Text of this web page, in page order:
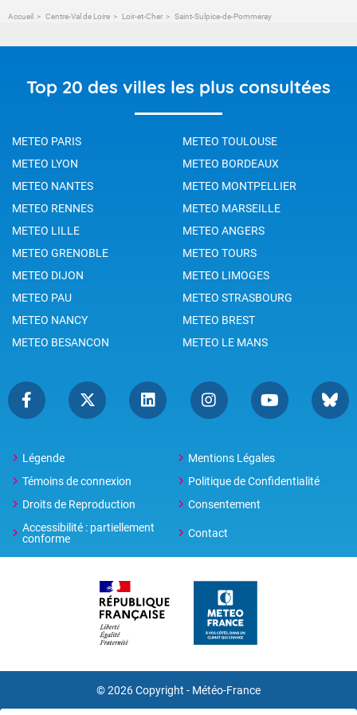
Accueil Centre-Val de Loire Loir-et-Cher Saint-Sulpice-de-Pommeray
Top 20 des villes les plus consultées
METEO PARIS
METEO TOULOUSE
METEO LYON
METEO BORDEAUX
METEO NANTES
METEO MONTPELLIER
METEO RENNES
METEO MARSEILLE
METEO LILLE
METEO ANGERS
METEO GRENOBLE
METEO TOURS
METEO DIJON
METEO LIMOGES
METEO PAU
METEO STRASBOURG
METEO NANCY
METEO BREST
METEO BESANCON
METEO LE MANS
Légende
Mentions Légales
Témoins de connexion
Politique de Confidentialité
Droits de Reproduction
Consentement
Accessibilité : partiellement
conforme
Contact
© 2026 Copyright - Météo-France